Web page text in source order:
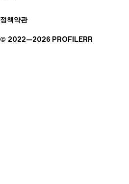
정책약관
© 2022—2026 PROFILERR